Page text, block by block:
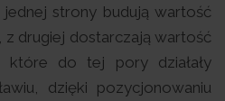
jednej strony budują wartość
drugiej dostarczają wartość
które do tej pory działały
dzięki pozycjonowaniu